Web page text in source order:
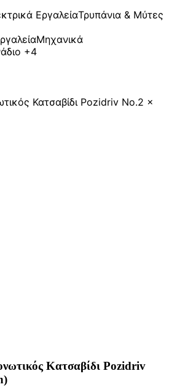
ΕργαλείαΤρυπάνια & Μύτες
Μηχανικά
+4
Κατσαβίδι Pozidriv No.2 x
Κατσαβίδι Pozidriv